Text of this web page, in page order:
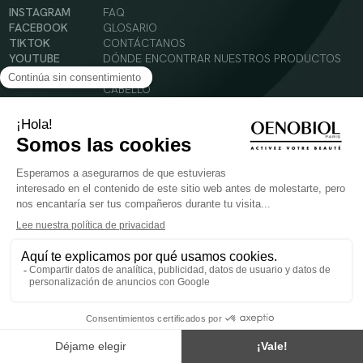
INSTAGRAM
FACEBOOK
TIKTOK
YOUTUBE
FAQ
GLOSARIO
CONTÁCTANOS
DÓNDE ENCONTRAR NUESTROS PRODUCTOS
SOLAR
CABELLO
© 2024 Oenobiol Paris
Condiciones Generales de Uso
Política de Privacidad
Menciones legales
PARA VUESTRA SALUD COMER AL MENOS 5 PIEZAS DE FRUTA Y LEGUMBRES AL DIA.
sano y no ser utilizados como sustitutos de un cuadro de vida sano y equilibrado. Solo
para adultos. Consulta atentamente el etiquetado de los productos antes de su uso.